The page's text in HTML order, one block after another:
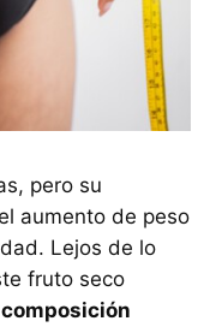
pero su
aumento de peso
Lejos de lo
fruto seco